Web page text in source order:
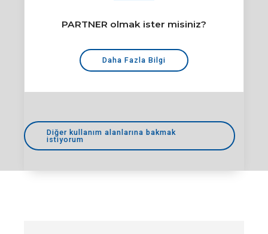
PARTNER olmak ister misiniz?
Daha Fazla Bilgi
Diğer kullanım alanlarına bakmak
istiyorum